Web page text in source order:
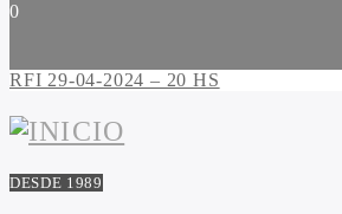
0
RFI 29-04-2024 – 20 HS
DESDE 1989